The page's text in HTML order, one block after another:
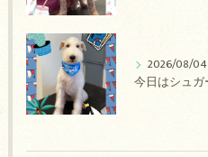
2026/08/04